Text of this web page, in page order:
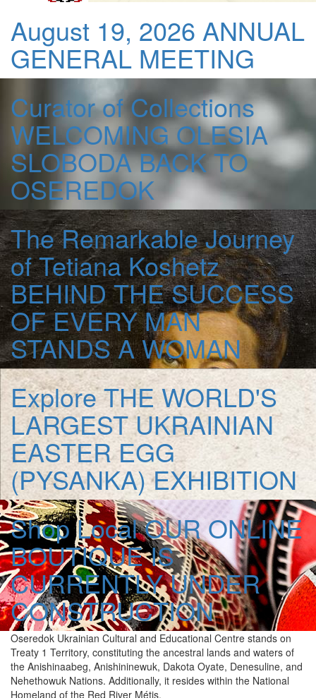
August 19, 2026 ANNUAL
GENERAL MEETING
Curator of Collections
WELCOMING OLESIA
SLOBODA BACK TO
OSEREDOK
The Remarkable Journey
of Tetiana Koshetz
BEHIND THE SUCCESS
OF EVERY MAN
STANDS A WOMAN
ExploreTHE WORLD'S
LARGEST UKRAINIAN
EASTER EGG
(PYSANKA) EXHIBITION
Shop LocalOUR ONLINE
BOUTIQUE IS
CURRENTLY UNDER
CONSTRUCTION
Oseredok Ukrainian Cultural and Educational Centre stands on
Treaty 1 Territory, constituting the ancestral lands and waters of
the Anishinaabeg, Anishininewuk, Dakota Oyate, Denesuline, and
Nehethowuk Nations. Additionally, it resides within the National
Homeland of the Red River Métis.